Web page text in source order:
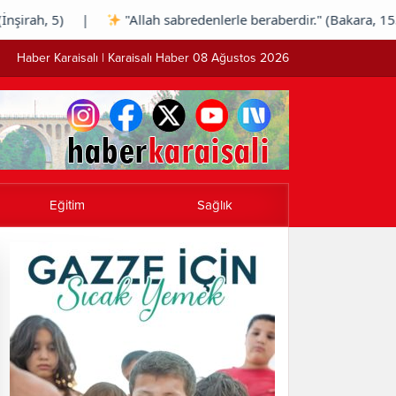
5) | "Allah sabredenlerle beraberdir." (Bakara,
Haber Karaisalı | Karaisalı Haber 08 Ağustos 2026
Eğitim Sağlık